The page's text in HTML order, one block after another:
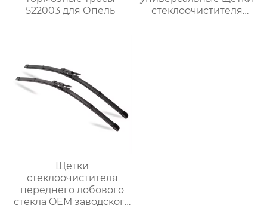
522003 для Опель
стеклоочистителя
Щетки
стеклоочистителя
переднего лобового
стекла OEM заводского